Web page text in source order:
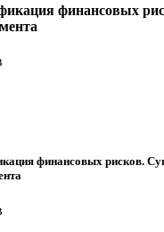
финансовых
финансовых рисков.